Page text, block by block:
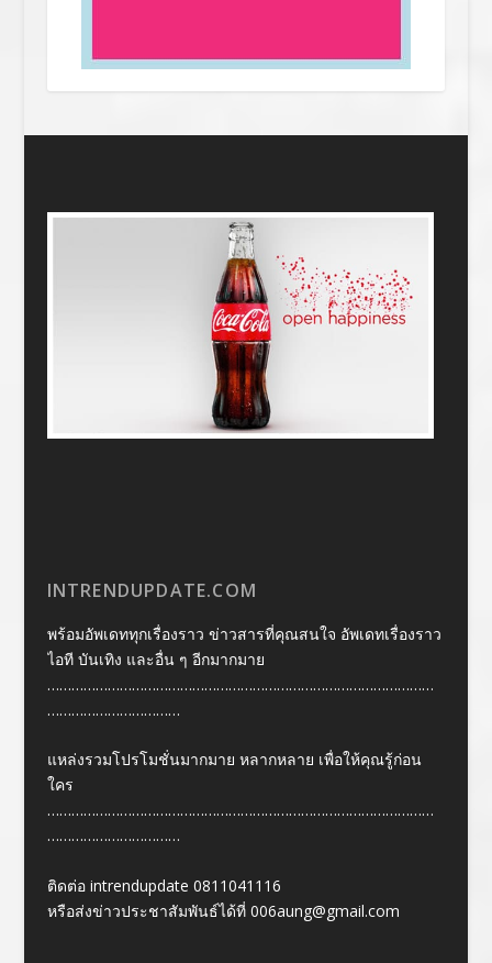
INTRENDUPDATE.COM
พร้อมอัพเดททุกเรื่องราว ข่าวสารที่คุณสนใจ อัพเดทเรื่องราว
ไอที บันเทิง และอื่น ๆ อีกมากมาย
……………………………………………………………………………………
……………………………
แหล่งรวมโปรโมชั่นมากมาย หลากหลาย เพื่อให้คุณรู้ก่อน
ใคร
……………………………………………………………………………………
……………………………
ติดต่อ intrendupdate 0811041116
หรือส่งข่าวประชาสัมพันธ์ได้ที่ 006aung@gmail.com